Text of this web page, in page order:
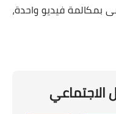
"49" كحد أقصى بمكالمة فيديو واحدة،
الاجتماعي